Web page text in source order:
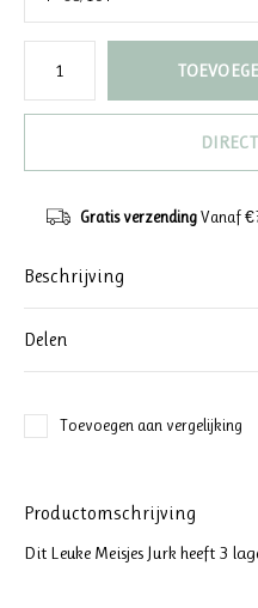
Gratis verzendingVanaf
Beschrijving
Delen
Toevoegen aan vergelijking
Productomschrijving
Dit Leuke Meisjes Jurk heeft 3